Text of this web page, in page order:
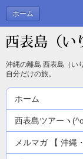
ホーム
沖縄の離島 西表島（い
自分だけの旅。
ホーム
西表島ツアーヽ
メルマガ 【 沖縄